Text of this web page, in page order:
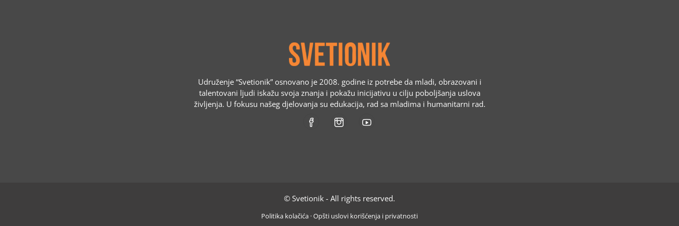
Udruženje “Svetionik” osnovano je 2008. godine iz potrebe da mladi, obrazovani i
talentovani ljudi iskažu svoja znanja i pokažu inicijativu u cilju poboljšanja uslova
življenja. U fokusu našeg djelovanja su edukacija, rad sa mladima i humanitarni rad.
© Svetionik - All rights reserved.
Politika kolačića ·Opšti uslovi korišćenja i privatnosti